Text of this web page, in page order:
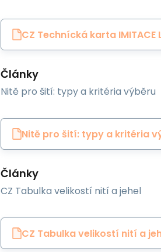
CZ Technícká karta IMITACE
Články
Nitě pro šití: typy a kritéria výběru
Nitě pro šití: typy a kritéria
Články
CZ Tabulka velikostí nití a jehel
CZ Tabulka velikostí nití a